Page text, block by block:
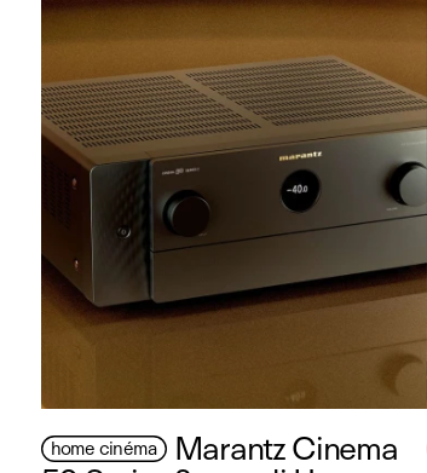
home cinéma Marantz Cinema